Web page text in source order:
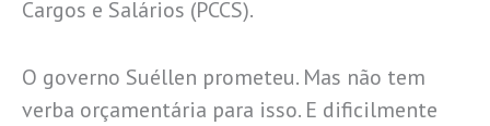
Cargos e Salários (PCCS).
O governo Suéllen prometeu. Mas não tem
verba orçamentária para isso. E dificilmente